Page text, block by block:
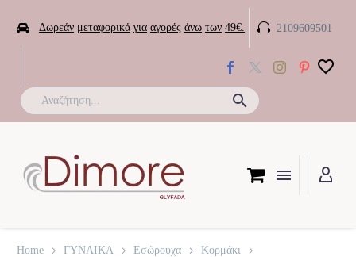
 Δωρεάν μεταφορικά για αγορές άνω των 49€. 
 2109609501
Home ΓΥΝΑΙΚΑ Εσώρουχα
Κορμάκι